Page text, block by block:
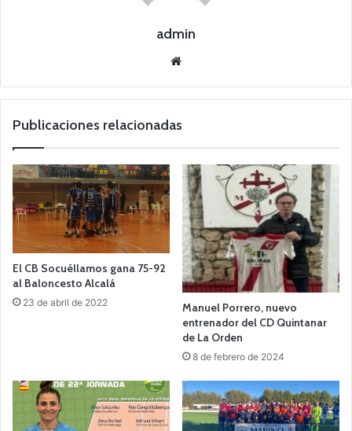
admin
we
Publicaciones relacionadas
El CB Socuéllamos gana 75-92
al Baloncesto Alcalá
23 de abril de 2022
Manuel Porrero, nuevo
entrenador del CD Quintanar
de La Orden
8 de febrero de 2024